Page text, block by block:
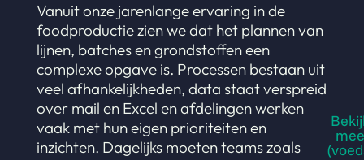
Vanuit onze jarenlange ervaring in de
foodproductie zien we dat het plannen van
lijnen, batches en grondstoffen een
complexe opgave is. Processen bestaan uit
veel afhankelijkheden, data staat verspreid
over mail en Excel en afdelingen werken
vaak met hun eigen prioriteiten en
inzichten. Dagelijks moeten teams zoals